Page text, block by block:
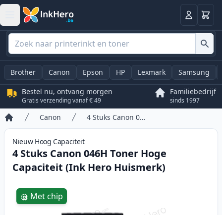
Log in
Brother Canon Epson HP Lexmark Samsung
Bestel nu, ontvang morgen
Gratis verzending vanaf € 49
Familiebedrijf
sinds 1997
Home
Canon 4 Stuks Canon 046H Toner Hoge Capaciteit (Ink Hero Huismerk)
Nieuw Hoog Capaciteit
4 Stuks Canon 046H Toner Hoge
Capaciteit (Ink Hero Huismerk)
Product information
Met chip